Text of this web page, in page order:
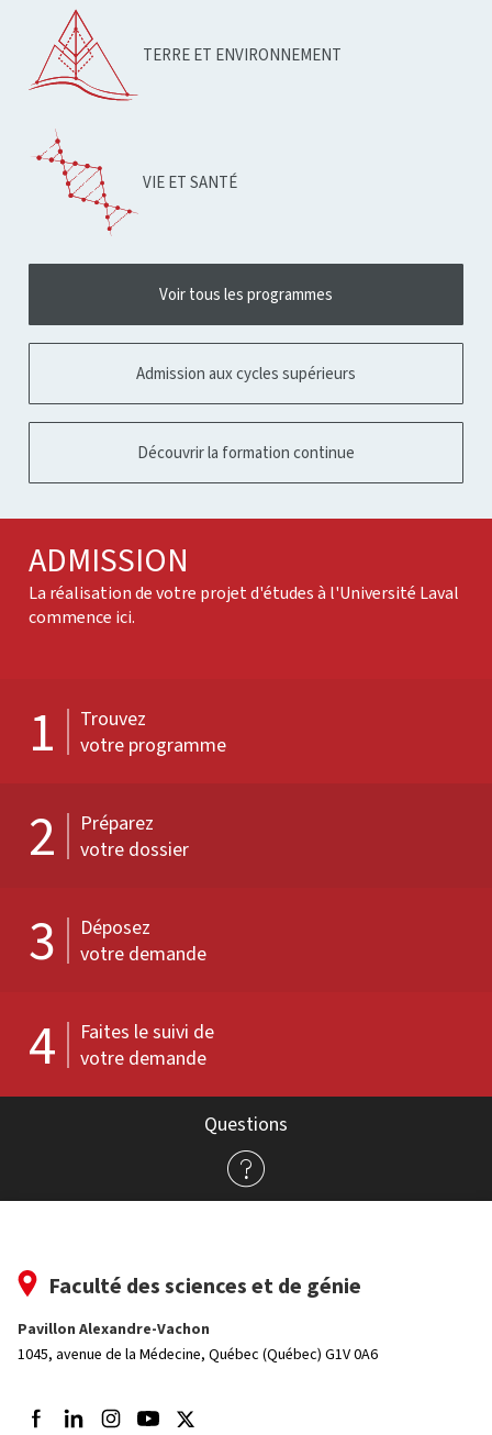
TERRE ET ENVIRONNEMENT
VIE ET SANTÉ
Voir tous les programmes
Admission aux cycles supérieurs
Découvrir la formation continue
ADMISSION
La réalisation de votre projet d'études à l'Université Laval
commence ici.
1
Trouvez
votre programme
2
Préparez
votre dossier
3
Déposez
votre demande
4
Faites le suivi de
votre demande
Questions
Faculté des sciences et de génie
Pavillon Alexandre-Vachon
1045, avenue de la Médecine, Québec (Québec) G1V 0A6
Suivez-nous sur Facebook
Suivez-nous sur LinkedIn
Suivez-nous sur Instagram
Suivez-nous sur Youtube
Suivez-nous sur Twitter